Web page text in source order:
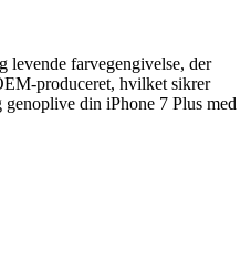
levende farvegengivelse, der
produceret, hvilket sikrer
din iPhone 7 Plus med